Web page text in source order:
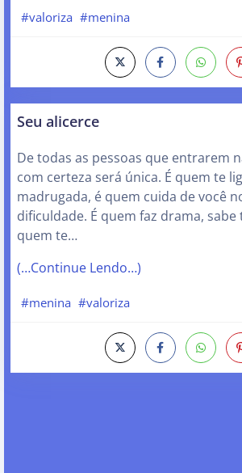
#valoriza #menina
Seu alicerce
De todas as pessoas que entrarem
com certeza será única. É quem te
madrugada, é quem cuida de você
dificuldade. É quem faz drama,
quem te…
(…Continue Lendo…)
#menina #valoriza